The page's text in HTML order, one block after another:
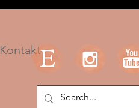
Kontakt